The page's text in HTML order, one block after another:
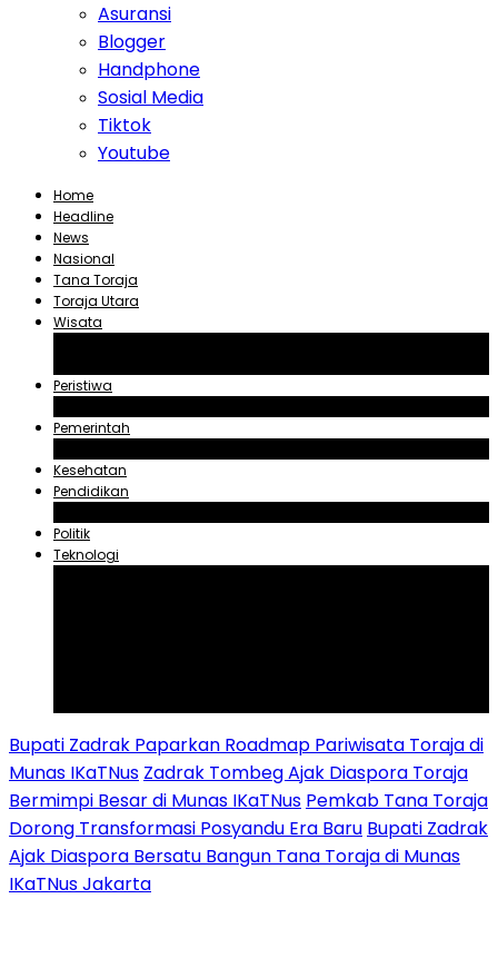
Asuransi
Blogger
Handphone
Sosial Media
Tiktok
Youtube
Home
Headline
News
Nasional
Tana Toraja
Toraja Utara
Wisata
Peristiwa
Pemerintah
Kesehatan
Pendidikan
Politik
Teknologi
Bupati Zadrak Paparkan Roadmap Pariwisata Toraja di
Munas IKaTNus Zadrak Tombeg Ajak Diaspora Toraja
Bermimpi Besar di Munas IKaTNus Pemkab Tana Toraja
Dorong Transformasi Posyandu Era Baru Bupati Zadrak
Ajak Diaspora Bersatu Bangun Tana Toraja di Munas
IKaTNus Jakarta